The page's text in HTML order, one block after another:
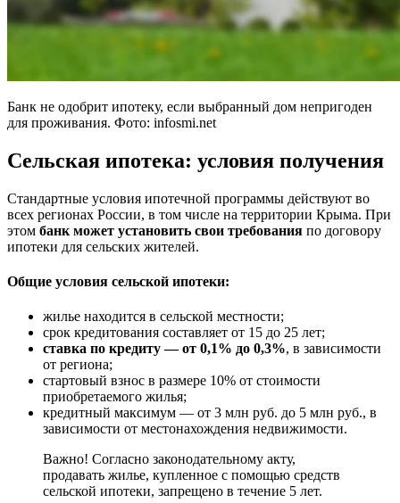
Банк не одобрит ипотеку, если выбранный дом непригоден
для проживания. Фото: infosmi.net
Сельская ипотека: условия получения
Стандартные условия ипотечной программы действуют во
всех регионах России, в том числе на территории Крыма. При
этом банк может установить свои требования по договору
ипотеки для сельских жителей.
Общие условия сельской ипотеки:
жилье находится в сельской местности;
срок кредитования составляет от 15 до 25 лет;
ставка по кредиту — от 0,1% до 0,3%, в зависимости
от региона;
стартовый взнос в размере 10% от стоимости
приобретаемого жилья;
кредитный максимум — от 3 млн руб. до 5 млн руб., в
зависимости от местонахождения недвижимости.
Важно! Согласно законодательному акту,
продавать жилье, купленное с помощью средств
сельской ипотеки, запрещено в течение 5 лет.